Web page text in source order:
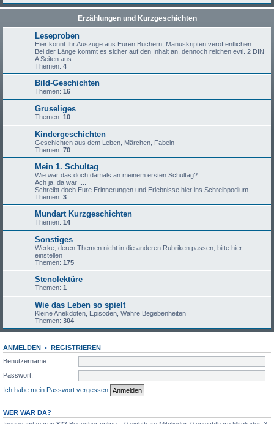
Erzählungen und Kurzgeschichten
Leseproben
Hier könnt Ihr Auszüge aus Euren Büchern, Manuskripten veröffentlichen.
Bei der Länge kommt es sicher auf den Inhalt an, dennoch reichen evtl. 2 DIN
A Seiten aus.
Themen: 4
Bild-Geschichten
Themen: 16
Gruseliges
Themen: 10
Kindergeschichten
Geschichten aus dem Leben, Märchen, Fabeln
Themen: 70
Mein 1. Schultag
Wie war das doch damals an meinem ersten Schultag?
Ach ja, da war ....
Schreibt doch Eure Erinnerungen und Erlebnisse hier ins Schreibpodium.
Themen: 3
Mundart Kurzgeschichten
Themen: 14
Sonstiges
Werke, deren Themen nicht in die anderen Rubriken passen, bitte hier
einstellen
Themen: 175
Stenolektüre
Themen: 1
Wie das Leben so spielt
Kleine Anekdoten, Episoden, Wahre Begebenheiten
Themen: 304
ANMELDEN • REGISTRIEREN
Benutzername:
Passwort:
Ich habe mein Passwort vergessen
WER WAR DA?